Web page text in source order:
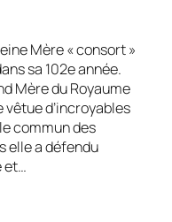
Mère « consort »
sa 102e année.
Mère du Royaume
d’incroyables
commun des
elle a défendu
et…